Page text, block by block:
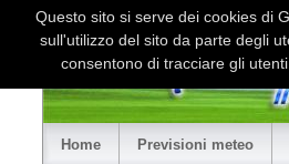
Home Previsioni meteo
Questo sito si serve dei cookies di
sull'utilizzo del sito da parte degli
consentono di tracciare gli